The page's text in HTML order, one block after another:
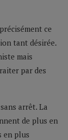
ce
tant désirée.
mais
par des
arrêt. La
de plus en
en plus